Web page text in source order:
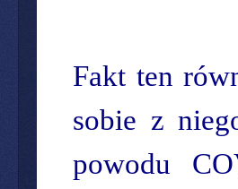
Fakt ten
sobie z
powodu